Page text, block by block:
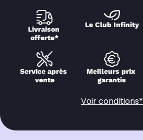
Livraison
offerte*
Le Club Infinity
Service après
vente
Meilleurs prix
garantis
Voir conditions*